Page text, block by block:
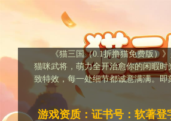
《猫三国（0.1折撸猫免费版）
猫咪武将，萌力全开治愈你的闲暇
致特效，每一处细节都诚意满满。
游戏资质：证书号：软著登